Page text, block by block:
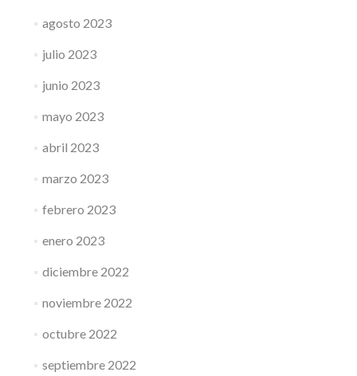
agosto 2023
julio 2023
junio 2023
mayo 2023
abril 2023
marzo 2023
febrero 2023
enero 2023
diciembre 2022
noviembre 2022
octubre 2022
septiembre 2022